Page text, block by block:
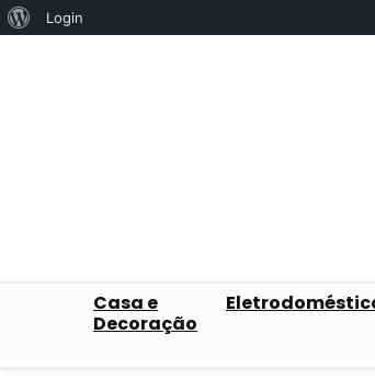
Sobre
Login
Casa e
Decoração